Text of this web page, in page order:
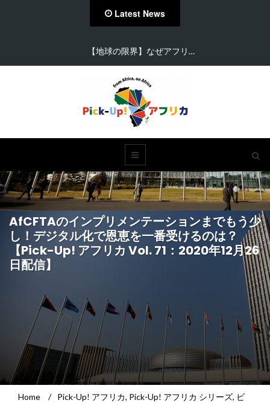
Latest News
【地球の限界】なぜアフリ…
AfCFTAのインプリメンテーションまでもう少
し！デジタル化で恩恵を一番受けるのは？
【Pick-Up! アフリカ Vol. 71：2020年12月26
日配信】
Home / Pick-Up! アフリカ, Pick-Up! アフリカ シリーズ, ビ